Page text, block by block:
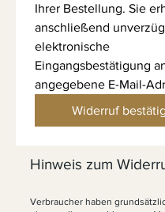
Ihrer Bestellung. Sie
anschließend
elektronische
Eingangsbestätigung
angegebene E-Mail-
Widerruf
Hinweis zum
Verbraucher haben